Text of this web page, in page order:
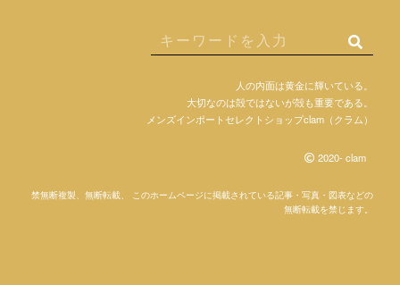
人の内面は黄金に輝いている。
大切なのは殻ではないが殻も重要である。
メンズインポートセレクトショップclam（クラム）
2020- clam
禁無断複製、無断転載、 このホームページに掲載されている記事・写真・図表などの
無断転載を禁じます。